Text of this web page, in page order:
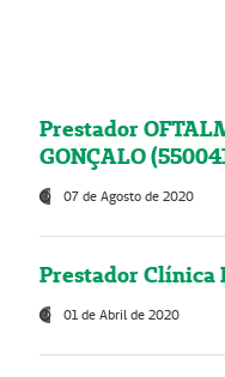
Prestador
GONÇALO
07 de Agosto de 2020
Prestador Clínica
01 de Abril de 2020